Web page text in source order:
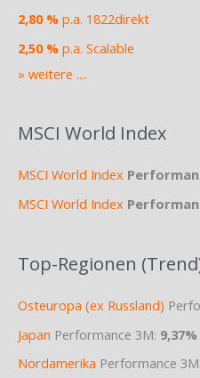
2,80 % p.a. 1822direkt
2,50 % p.a. Scalable
» weitere ....
MSCI World Index
MSCI World Index
MSCI World Index
Top-Regionen
Osteuropa (ex Russland)
Japan Performance 3M: 9,37%
Nordamerika Performance 3M: